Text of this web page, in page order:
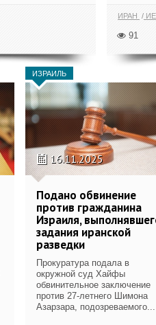
ИРАН
91
ИЗРАИЛЬ
16.11.2025
Подано обвинение
против гражданина
Израиля,
задания иранской
разведки
Прокуратура подала в
окружной суд Хайфы
обвинительное заключение
против 27-летнего Шимона
Азарзара, подозреваемого...